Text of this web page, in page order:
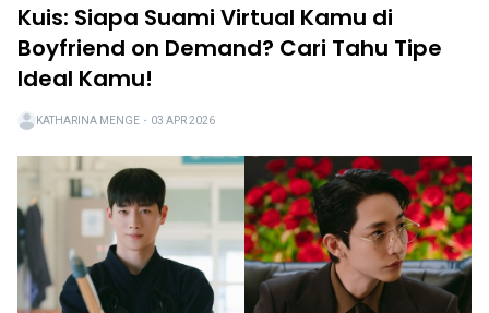
Kuis: Siapa Suami Virtual Kamu di
Boyfriend on Demand? Cari Tahu Tipe
Ideal Kamu!
KATHARINA MENGE ・ 03 APR 2026